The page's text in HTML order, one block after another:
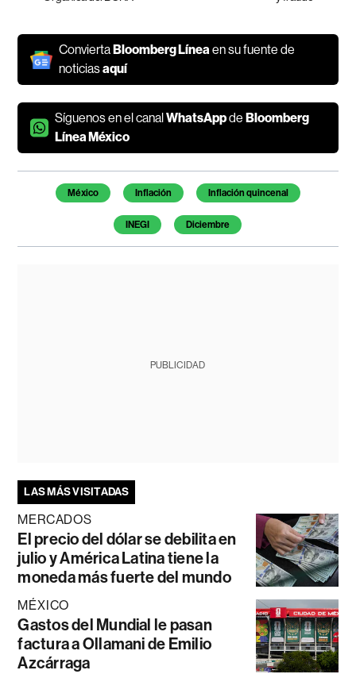
Convierta Bloomberg Líneaen su fuente de
noticiasaquí
Síguenos en el canalWhatsAppde Bloomberg
Línea México
Temas de este artículo
México Inflación Inflación quincenal
INEGI Diciembre
PUBLICIDAD
LAS MÁS VISITADAS
MERCADOS
El precio del dólar se debilita en
julio y América Latina tiene la
moneda más fuerte del mundo
MÉXICO
Gastos del Mundial le pasan
factura a Ollamani de Emilio
Azcárraga